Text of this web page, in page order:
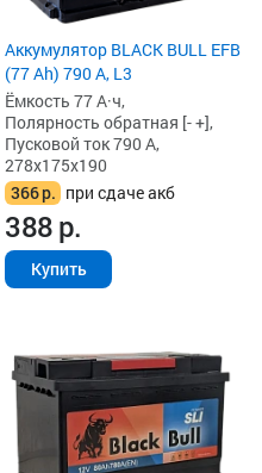
Аккумулятор BLACK BULL EFB
(77 Ah) 790 А, L3
Ёмкость 77 А·ч,
Полярность обратная [- +],
Пусковой ток 790 А,
278x175x190
366р. при сдаче акб
388р.
Купить